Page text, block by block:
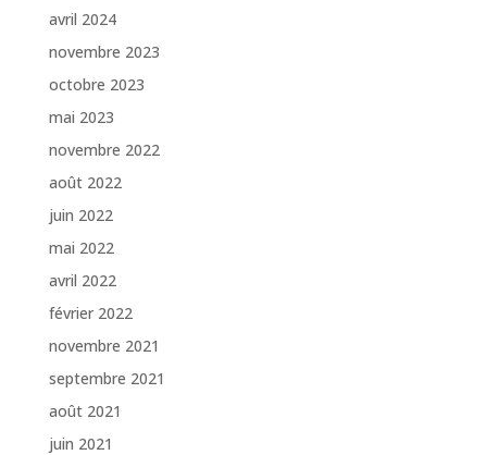
avril 2024
novembre 2023
octobre 2023
mai 2023
novembre 2022
août 2022
juin 2022
mai 2022
avril 2022
février 2022
novembre 2021
septembre 2021
août 2021
juin 2021